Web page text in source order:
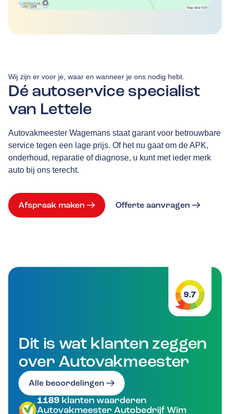
Dé autoservice specialist
van Lettele
Wij zijn er voor je, waar en wanneer je ons nodig hebt.
Autovakmeester Wagemans staat garant voor betrouwbare
service tegen een lage prijs. Of het nu gaat om de APK,
onderhoud, reparatie of diagnose, u kunt met ieder merk
auto bij ons terecht.
Afspraak maken Offerte aanvragen
9.7
Dit is wat klanten zeggen
over Autovakmeester
Alle beoordelingen
1189 klanten waarderen
Autovakmeester Autobedrijf Wim